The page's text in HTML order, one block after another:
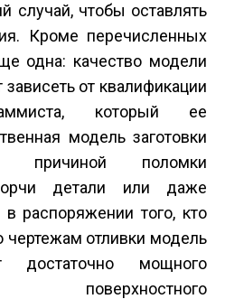
случай, чтобы оставлять
Кроме перечисленных
одна: качество модели
от квалификации
который ее
модель заготовки
причиной поломки
детали или даже
распоряжении того, кто
чертежам отливки модель
достаточно мощного
поверхностного